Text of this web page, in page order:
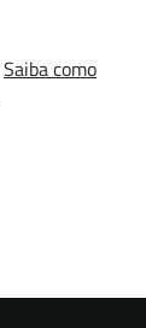
Saiba como